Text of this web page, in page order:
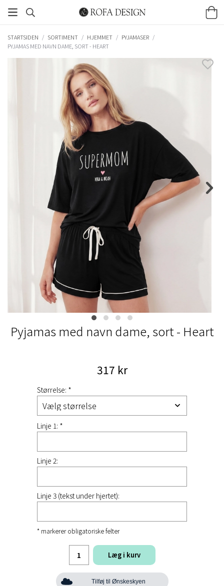
STARTSIDEN / SORTIMENT / HJEMMET / PYJAMASER /
PYJAMAS MED NAVN DAME, SORT - HEART
Pyjamas med navn dame, sort - Heart
317 kr
Størrelse: *
Linje 1: *
Linje 2:
Linje 3 (tekst under hjertet):
* markerer obligatoriske felter
Læg i kurv
Tilføj til Ønskeskyen